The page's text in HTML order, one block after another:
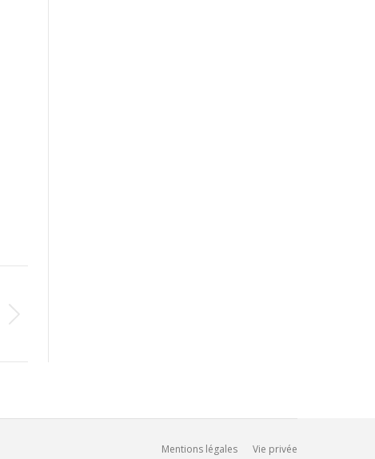
Mentions légales Vie privée